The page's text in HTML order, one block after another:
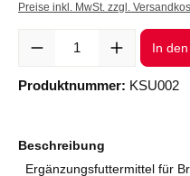
Preise inkl. MwSt. zzgl.
Produkt Anzahl: Gib den
In
Produktnummer: KSU002
Beschreibung
Ergänzungsfuttermittel für